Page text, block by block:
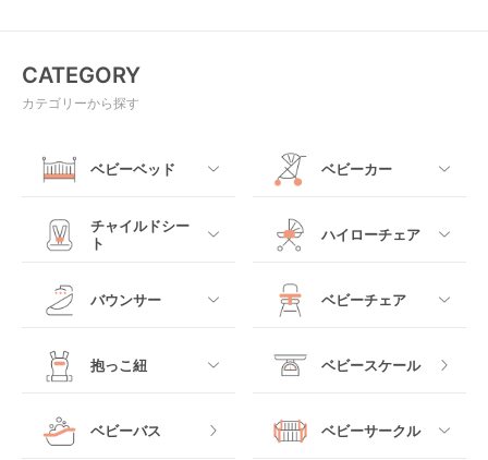
CATEGORY
カテゴリーから探す
ベビーベッド
すべて
レギュラーサイズベビ
ベッドインベッド
クーファン
ベビーカー
すべて
ベビーカーその他
チャイルドシー
ト
すべて
ジュニアシート
ハイローチェア
すべて
バウンサー
すべて
ベビーチェア
すべて
抱っこ紐
すべて
ベビースケール
ベビーバス ベビーサークル